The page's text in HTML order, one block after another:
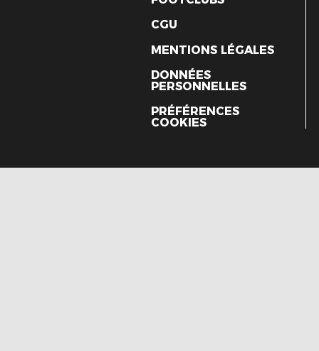
CGU
MENTIONS LÉGALES
DONNÉES
PERSONNELLES
PRÉFÉRENCES
COOKIES